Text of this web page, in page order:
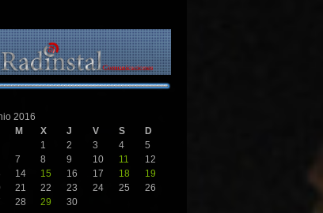
2016
M X J V S
D
1
2 3 4
5
7 8 9 10 11
12
14 15 16 17 18
19
21 22 23 24 25
26
28 29 30